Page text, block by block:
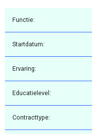
Functie:
Startdatum:
Ervaring:
Educatielevel:
Contracttype: